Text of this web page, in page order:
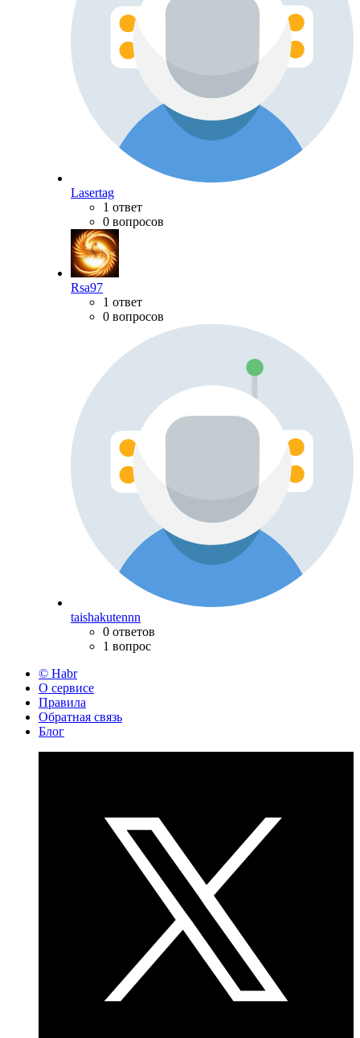
Lasertag
1 ответ
0 вопросов
Rsa97
1 ответ
0 вопросов
taishakutennn
0 ответов
1 вопрос
© Habr
О сервисе
Правила
Обратная связь
Блог